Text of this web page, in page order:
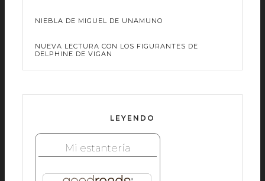
NIEBLA DE MIGUEL DE UNAMUNO
NUEVA LECTURA CON LOS FIGURANTES DE
DELPHINE DE VIGAN
LEYENDO
Mi estantería